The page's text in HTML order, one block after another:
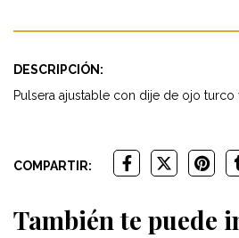
DESCRIPCIÓN:
Pulsera ajustable con dije de ojo
COMPARTIR:
También te puede